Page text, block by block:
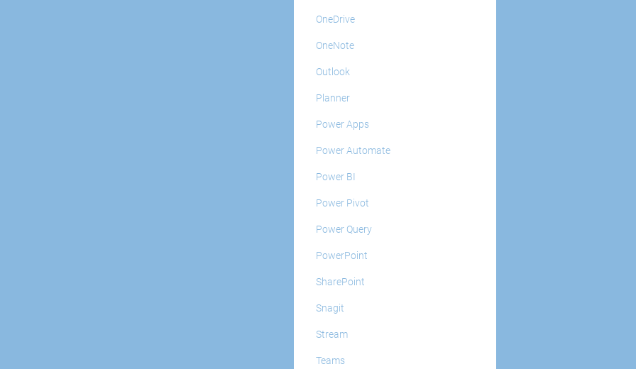
OneDrive
OneNote
Outlook
Planner
Power Apps
Power Automate
Power BI
Power Pivot
Power Query
PowerPoint
SharePoint
Snagit
Stream
Teams